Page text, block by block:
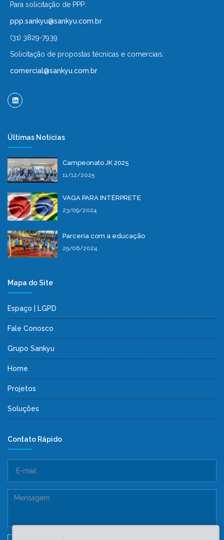
Para solicitação de PPP:
ppp.sankyu@sankyu.com.br
(31) 3829-7939
Solicitação de propostas técnicas e comerciais:
comercial@sankyu.com.br
Últimas Notícias
Campeonato JK 2025
11/12/2025
VAGA PARA INTÉRPRETE
23/09/2024
Parceria com a educação
25/06/2024
Mapa do Site
Espaço | LGPD
Fale Conosco
Grupo Sankyu
Home
Projetos
Soluções
Contato Rápido